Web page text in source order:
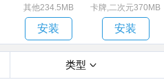
其他234.5MB
安装
卡牌,二次元370MB
安装
类型